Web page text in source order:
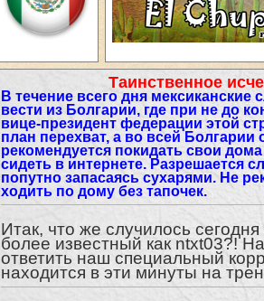
Таинственное
В течение всего дня
вести из Болгарии, где при не до
вице-президент федерации этой
план перехват, а во всей
рекомендуется покидать свои
сидеть в интернете. Разрешается
попутно запасаясь сухарями. Не
ходить по дому без тапочек.
Итак, что же случилось
более известный как ntxt03?!
ответить наш специальный
находится в эти минуты на